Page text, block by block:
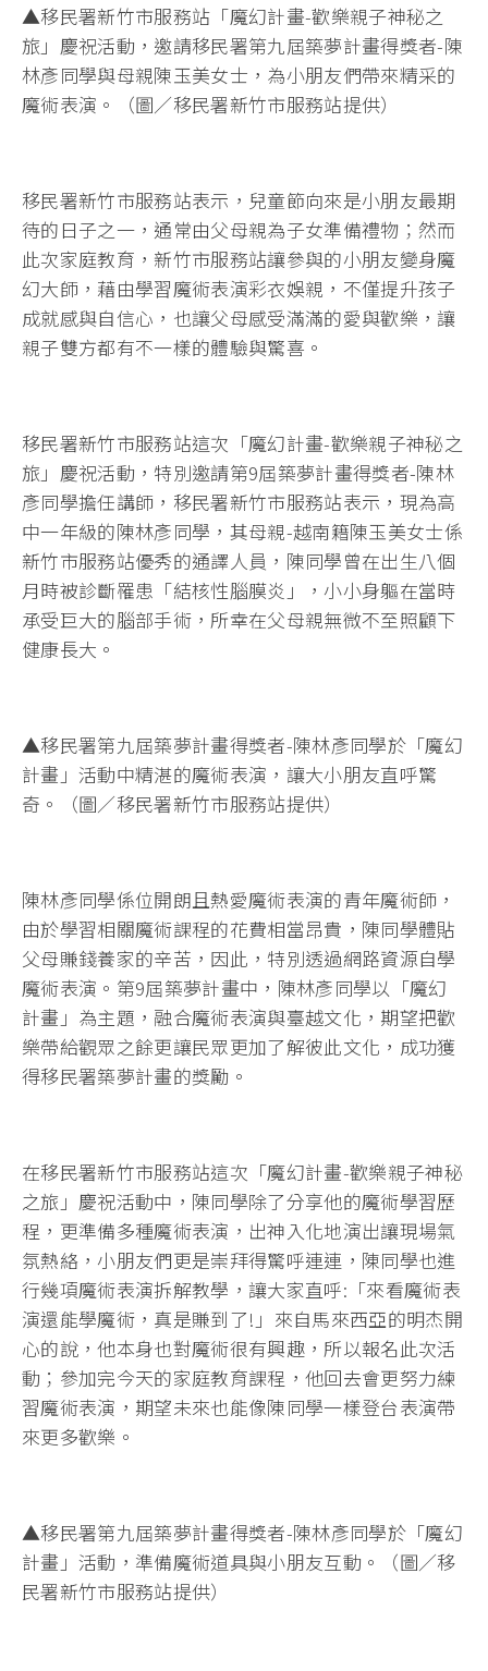
▲移民署新竹市服務站「魔幻計畫-歡樂親子神秘之
旅」慶祝活動，邀請移民署第九屆築夢計畫得獎者-陳
林彥同學與母親陳玉美女士，為小朋友們帶來精采的
魔術表演。（圖／移民署新竹市服務站提供）
移民署新竹市服務站表示，兒童節向來是小朋友最期
待的日子之一，通常由父母親為子女準備禮物；然而
此次家庭教育，新竹市服務站讓參與的小朋友變身魔
幻大師，藉由學習魔術表演彩衣娛親，不僅提升孩子
成就感與自信心，也讓父母感受滿滿的愛與歡樂，讓
親子雙方都有不一樣的體驗與驚喜。
移民署新竹市服務站這次「魔幻計畫-歡樂親子神秘之
旅」慶祝活動，特別邀請第9屆築夢計畫得獎者-陳林
彥同學擔任講師，移民署新竹市服務站表示，現為高
中一年級的陳林彥同學，其母親-越南籍陳玉美女士係
新竹市服務站優秀的通譯人員，陳同學曾在出生八個
月時被診斷罹患「結核性腦膜炎」，小小身軀在當時
承受巨大的腦部手術，所幸在父母親無微不至照顧下
健康長大。
▲移民署第九屆築夢計畫得獎者-陳林彥同學於「魔幻
計畫」活動中精湛的魔術表演，讓大小朋友直呼驚
奇。（圖／移民署新竹市服務站提供）
陳林彥同學係位開朗且熱愛魔術表演的青年魔術師，
由於學習相關魔術課程的花費相當昂貴，陳同學體貼
父母賺錢養家的辛苦，因此，特別透過網路資源自學
魔術表演。第9屆築夢計畫中，陳林彥同學以「魔幻
計畫」為主題，融合魔術表演與臺越文化，期望把歡
樂帶給觀眾之餘更讓民眾更加了解彼此文化，成功獲
得移民署築夢計畫的獎勵。
在移民署新竹市服務站這次「魔幻計畫-歡樂親子神秘
之旅」慶祝活動中，陳同學除了分享他的魔術學習歷
程，更準備多種魔術表演，出神入化地演出讓現場氣
氛熱絡，小朋友們更是崇拜得驚呼連連，陳同學也進
行幾項魔術表演拆解教學，讓大家直呼:「來看魔術表
演還能學魔術，真是賺到了!」來自馬來西亞的明杰開
心的說，他本身也對魔術很有興趣，所以報名此次活
動；參加完今天的家庭教育課程，他回去會更努力練
習魔術表演，期望未來也能像陳同學一樣登台表演帶
來更多歡樂。
▲移民署第九屆築夢計畫得獎者-陳林彥同學於「魔幻
計畫」活動，準備魔術道具與小朋友互動。（圖／移
民署新竹市服務站提供）